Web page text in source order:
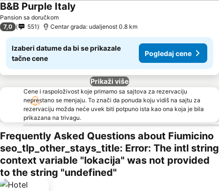
Pansion sa doručkom
B&B Purple Italy
7,0 551 Centar grada: udaljenost 0.8 km
Izaberi datume da bi se prikazale
tačne cene
Pogledaj cene
Prikaži više
Cene i raspoloživost koje primamo sa sajtova za rezervaciju
neprestano se menjaju. To znači da ponuda koju vidiš na sajtu za
rezervaciju možda neće uvek biti potpuno ista kao ona koja je bila
prikazana na trivagu.
Frequently Asked Questions about Fiumicino
seo_tlp_other_stays_title: Error: The intl string
context variable "lokacija" was not provided
to the string "undefined"